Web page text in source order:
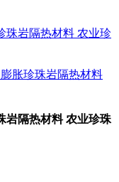
岩隔热材料 农业珍珠